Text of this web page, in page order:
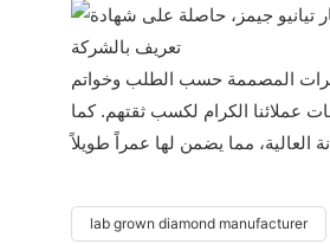
تعريف بالشركة
المصممة حسب الطلب وخواتم
عملائنا الكرام لكسب ثقتهم. كما
lab grown diamond manufacturer